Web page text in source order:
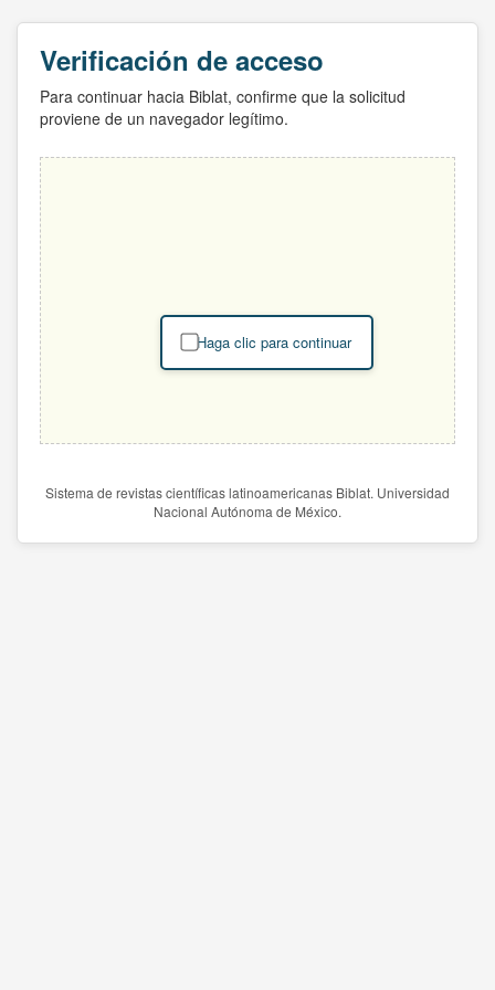
Verificación de acceso
Para continuar hacia Biblat, confirme que la solicitud
proviene de un navegador legítimo.
Haga clic para continuar
Sistema de revistas científicas latinoamericanas Biblat. Universidad
Nacional Autónoma de México.